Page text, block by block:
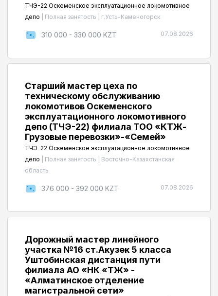
ТЧЭ-22 Оскеменское эксплуатационное локомотивное
депо
Полная занятость г.Усть-Каменогорск
310 000 - 330 000 KZT 07.08.2026
Старший мастер цеха по
техническому обслуживанию
локомотивов Оскеменского
эксплуатационного локомотивного
депо (ТЧЭ-22) филиала ТОО «КТЖ-
Грузовые перевозки»-«Семей»
ТЧЭ-22 Оскеменское эксплуатационное локомотивное
депо
Полная занятость
Восточно-Казахстанская
область
376 000 - 392 000 KZT 07.08.2026
Дорожный мастер линейного
участка №16 ст.Акузек 5 класса
Уштобинская дистанция пути
филиала АО «НК «ҚТЖ» -
«Алматинское отделение
магистральной сети»